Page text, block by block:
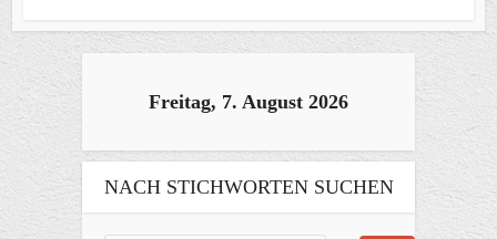
Freitag, 7. August 2026
NACH STICHWORTEN SUCHEN